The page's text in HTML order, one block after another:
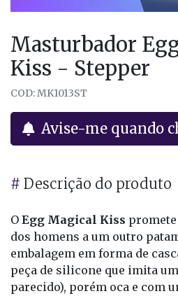
Masturbador
Kiss - Stepper
COD: MK1013ST
Avise-me quando
# Descrição do produto
O Egg Magical Kiss
dos homens a um outro
embalagem em forma de
peça de silicone que imita
parecido), porém oca e com